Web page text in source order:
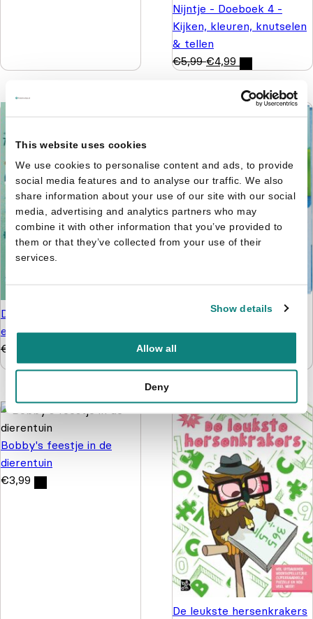
This website uses cookies
We use cookies to personalise content and ads, to provide
social media features and to analyse our traffic. We also
share information about your use of our site with our social
media, advertising and analytics partners who may
combine it with other information that you’ve provided to
them or that they’ve collected from your use of their
services.
Show details
Allow all
Deny
Nijntje - Doeboek 4 -
Kijken, kleuren, knutselen
& tellen
€5,99 €4,99
De tafelfabriek - Word
een wiskid
€
Paw Patrol pakket -
puzzelen en stickers
€9,99 €4,99
Bobby's feestje in de
dierentuin
€3,99
De leukste hersenkrakers